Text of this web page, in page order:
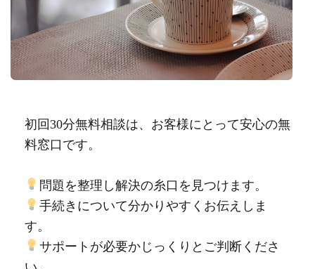
初回30分無料相談は、お客様にとって安心の無
料窓口です。
問題を整理し解決の糸口を見つけます。
手続きについて分かりやすくお伝えしま
す。
サポートが必要かじっくりとご判断くださ